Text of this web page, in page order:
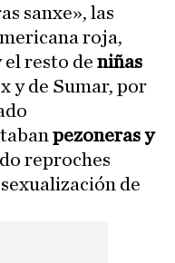
sanxe», las
roja,
el resto de niñas
y de Sumar, por
pezonerasy
reproches
de